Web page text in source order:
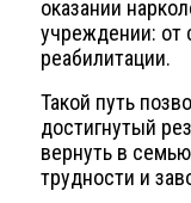
оказании
учреждении: от
реабилитации.
Такой путь
достигнутый
вернуть в
трудности и